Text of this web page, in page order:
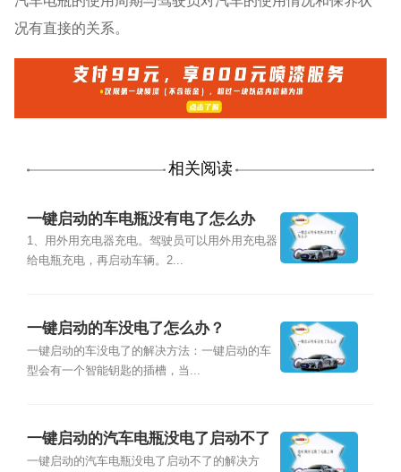
况有直接的关系。
相关阅读
一键启动的车电瓶没有电了怎么办
1、用外用充电器充电。驾驶员可以用外用充电器
给电瓶充电，再启动车辆。2...
一键启动的车没电了怎么办？
一键启动的车没电了的解决方法：一键启动的车
型会有一个智能钥匙的插槽，当...
一键启动的汽车电瓶没电了启动不了
怎么办？
一键启动的汽车电瓶没电了启动不了的解决方